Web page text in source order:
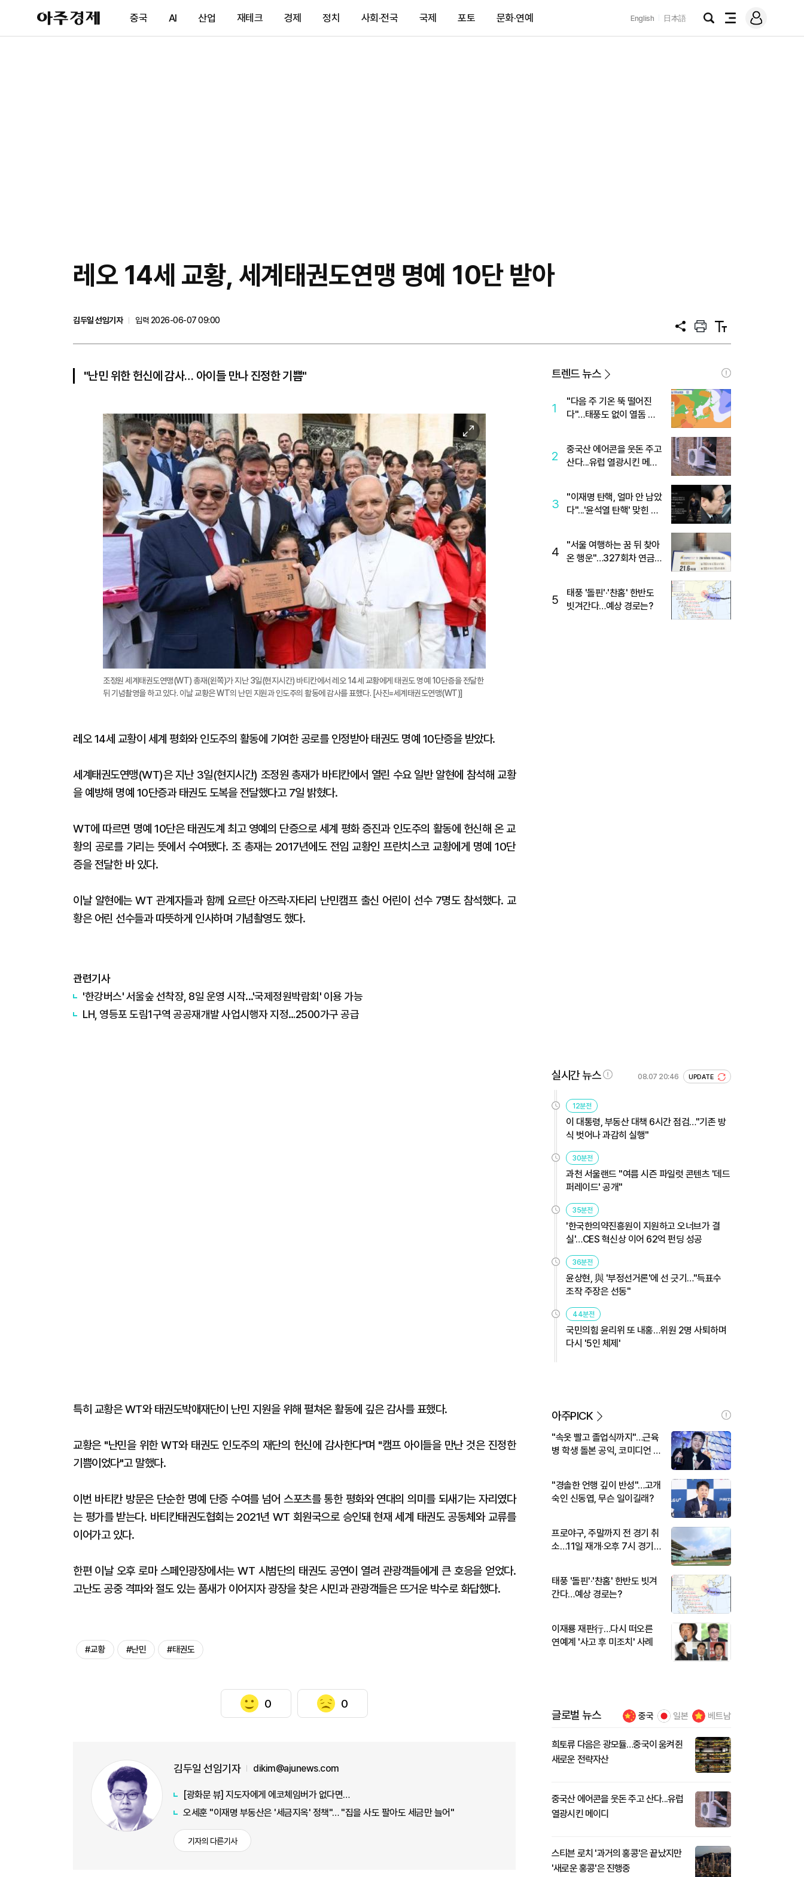
아
주
제
중국 AI 산업 재테크 경제 정치 사회·전국 국제 포토 문화·연예 English 日本語
검
전
메
그
레오 14세 교황, 세계태권도연맹 명예 10단 받아
김두일 선임기자
입력 2026-06-07 09:00
공
프
트
텍
트
"난민 위한 헌신에 감사… 아이들 만나 진정한 기쁨"
미
지
확
대
조정원 세계태권도연맹(WT) 총재(왼쪽)가 지난 3일(현지시간) 바티칸에서 레오 14세 교황에게 태권도 명예 10단증을 전달한
뒤 기념촬영을 하고 있다. 이날 교황은 WT의 난민 지원과 인도주의 활동에 감사를 표했다. [사진=세계태권도연맹(WT)]
레오 14세 교황이 세계 평화와 인도주의 활동에 기여한 공로를 인정받아 태권도 명예 10단증을 받았다.
세계태권도연맹(WT)은 지난 3일(현지시간) 조정원 총재가 바티칸에서 열린 수요 일반 알현에 참석해 교황
을 예방해 명예 10단증과 태권도 도복을 전달했다고 7일 밝혔다.
WT에 따르면 명예 10단은 태권도계 최고 영예의 단증으로 세계 평화 증진과 인도주의 활동에 헌신해 온 교
황의 공로를 기리는 뜻에서 수여됐다. 조 총재는 2017년에도 전임 교황인 프란치스코 교황에게 명예 10단
증을 전달한 바 있다.
이날 알현에는 WT 관계자들과 함께 요르단 아즈락·자타리 난민캠프 출신 어린이 선수 7명도 참석했다. 교
황은 어린 선수들과 따뜻하게 인사하며 기념촬영도 했다.
관련기사
'한강버스' 서울숲 선착장, 8일 운영 시작...'국제정원박람회' 이용 가능
LH, 영등포 도림1구역 공공재개발 사업시행자 지정…2500가구 공급
특히 교황은 WT와 태권도박애재단이 난민 지원을 위해 펼쳐온 활동에 깊은 감사를 표했다.
교황은 "난민을 위한 WT와 태권도 인도주의 재단의 헌신에 감사한다"며 "캠프 아이들을 만난 것은 진정한
기쁨이었다"고 말했다.
이번 바티칸 방문은 단순한 명예 단증 수여를 넘어 스포츠를 통한 평화와 연대의 의미를 되새기는 자리였다
는 평가를 받는다. 바티칸태권도협회는 2021년 WT 회원국으로 승인돼 현재 세계 태권도 공동체와 교류를
이어가고 있다.
한편 이날 오후 로마 스페인광장에서는 WT 시범단의 태권도 공연이 열려 관광객들에게 큰 호응을 얻었다.
고난도 공중 격파와 절도 있는 품새가 이어지자 광장을 찾은 시민과 관광객들은 뜨거운 박수로 화답했다.
#교황 #난민 #태권도
0 0
김두일 선임기자 dikim@ajunews.com
[광화문 뷰] 지도자에게 에코체임버가 없다면…
오세훈 "이재명 부동산은 '세금지옥' 정책"… "집을 사도 팔아도 세금만 늘어"
기자의 다른기사
트렌드 뉴스
1
"다음 주 기온 뚝 떨어진
다"…태풍도 없이 열돔 박
2
중국산 에어콘을 웃돈 주고
산다...유럽 열광시킨 메이
3
"이재명 탄핵, 얼마 안 남았
다"...'윤석열 탄핵' 맞힌 무
4
"서울 여행하는 꿈 뒤 찾아
온 행운"…327회차 연금
5
태풍 '돌핀'·'찬홈' 한반도
빗겨간다…예상 경로는?
실시간 뉴스 08.07 20:46 UPDATE
12분전
이 대통령, 부동산 대책 6시간 점검…"기존 방
식 벗어나 과감히 실행"
30분전
과천 서울랜드 "여름 시즌 파일럿 콘텐츠 '데드
퍼레이드' 공개"
35분전
'한국한의약진흥원이 지원하고 오너브가 결
실'…CES 혁신상 이어 62억 펀딩 성공
36분전
윤상현, 與 '부정선거론'에 선 긋기…"득표수
조작 주장은 선동"
44분전
국민의힘 윤리위 또 내홍…위원 2명 사퇴하며
다시 '5인 체제'
아주PICK
"속옷 빨고 졸업식까지"…근육
병 학생 돌본 공익, 코미디언 김
"경솔한 언행 깊이 반성"…고개
숙인 신동엽, 무슨 일이길래?
프로야구, 주말까지 전 경기 취
소…11일 재개·오후 7시 경기
태풍 '돌핀'·'찬홈' 한반도 빗겨
간다…예상 경로는?
이재룡 재판行…다시 떠오른
연예계 '사고 후 미조치' 사례
글로벌 뉴스 중국 일본 베트남
희토류 다음은 광모듈…중국이 움켜쥔
새로운 전략자산
중국산 에어콘을 웃돈 주고 산다...유럽
열광시킨 메이디
스티븐 로치 '과거의 홍콩'은 끝났지만
'새로운 홍콩'은 진행중